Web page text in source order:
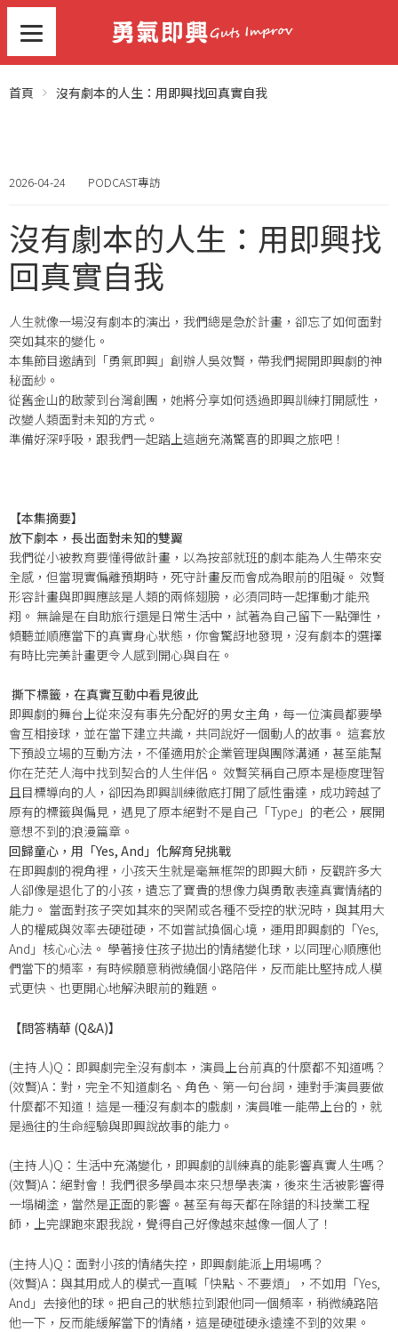
首頁 沒有劇本的人生：用即興找回真實自我
2026-04-24 PODCAST專訪
沒有劇本的人生：用即興找
回真實自我
人生就像一場沒有劇本的演出，我們總是急於計畫，卻忘了如何面對
突如其來的變化 。
本集節目邀請到「勇氣即興」創辦人吳效賢，帶我們揭開即興劇的神
秘面紗 。
從舊金山的啟蒙到台灣創團，她將分享如何透過即興訓練打開感性，
改變人類面對未知的方式 。
準備好深呼吸，跟我們一起踏上這趟充滿驚喜的即興之旅吧！
【本集摘要】
放下劇本，長出面對未知的雙翼
我們從小被教育要懂得做計畫，以為按部就班的劇本能為人生帶來安
全感，但當現實偏離預期時，死守計畫反而會成為眼前的阻礙 。 效賢
形容計畫與即興應該是人類的兩條翅膀，必須同時一起揮動才能飛
翔 。 無論是在自助旅行還是日常生活中，試著為自己留下一點彈性，
傾聽並順應當下的真實身心狀態，你會驚訝地發現，沒有劇本的選擇
有時比完美計畫更令人感到開心與自在 。
撕下標籤，在真實互動中看見彼此
即興劇的舞台上從來沒有事先分配好的男女主角，每一位演員都要學
會互相接球，並在當下建立共識，共同說好一個動人的故事 。 這套放
下預設立場的互動方法，不僅適用於企業管理與團隊溝通，甚至能幫
你在茫茫人海中找到契合的人生伴侶 。 效賢笑稱自己原本是極度理智
且目標導向的人，卻因為即興訓練徹底打開了感性雷達，成功跨越了
原有的標籤與偏見，遇見了原本絕對不是自己「Type」的老公，展開
意想不到的浪漫篇章 。
回歸童心，用「Yes, And」化解育兒挑戰
在即興劇的視角裡，小孩天生就是毫無框架的即興大師，反觀許多大
人卻像是退化了的小孩，遺忘了寶貴的想像力與勇敢表達真實情緒的
能力 。 當面對孩子突如其來的哭鬧或各種不受控的狀況時，與其用大
人的權威與效率去硬碰硬，不如嘗試換個心境，運用即興劇的「Yes,
And」核心心法 。 學著接住孩子拋出的情緒變化球，以同理心順應他
們當下的頻率，有時候願意稍微繞個小路陪伴，反而能比堅持成人模
式更快、也更開心地解決眼前的難題 。
【問答精華 (Q&A)】
(主持人)Q：即興劇完全沒有劇本，演員上台前真的什麼都不知道嗎？
(效賢)A：對，完全不知道劇名、角色、第一句台詞，連對手演員要做
什麼都不知道！ 這是一種沒有劇本的戲劇，演員唯一能帶上台的，就
是過往的生命經驗與即興說故事的能力 。
(主持人)Q：生活中充滿變化，即興劇的訓練真的能影響真實人生嗎？
(效賢)A：絕對會！ 我們很多學員本來只想學表演，後來生活被影響得
一塌糊塗，當然是正面的影響 。甚至有每天都在除錯的科技業工程
師，上完課跑來跟我說，覺得自己好像越來越像一個人了 ！
(主持人)Q：面對小孩的情緒失控，即興劇能派上用場嗎？
(效賢)A：與其用成人的模式一直喊「快點、不要煩」，不如用「Yes,
And」去接他的球 。把自己的狀態拉到跟他同一個頻率，稍微繞路陪
他一下，反而能緩解當下的情緒，這是硬碰硬永遠達不到的效果 。